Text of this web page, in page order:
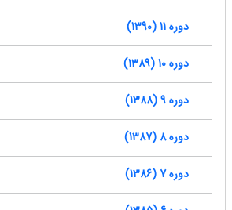
دوره 11 (1390)
دوره 10 (1389)
دوره 9 (1388)
دوره 8 (1387)
دوره 7 (1386)